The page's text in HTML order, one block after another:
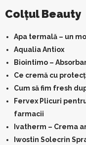
Colţul Beauty
Apa termală – un
Aqualia Antiox
Biointimo –
Ce cremă cu
Cum să fim fresh
Fervex Plicuri
farmacii
Ivatherm – Crema
Iwostin Solecrin